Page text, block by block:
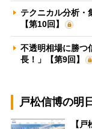
テクニカル分析・
【第10回】
不透明相場に勝
長！」【第9回】
戸松信博の明
【